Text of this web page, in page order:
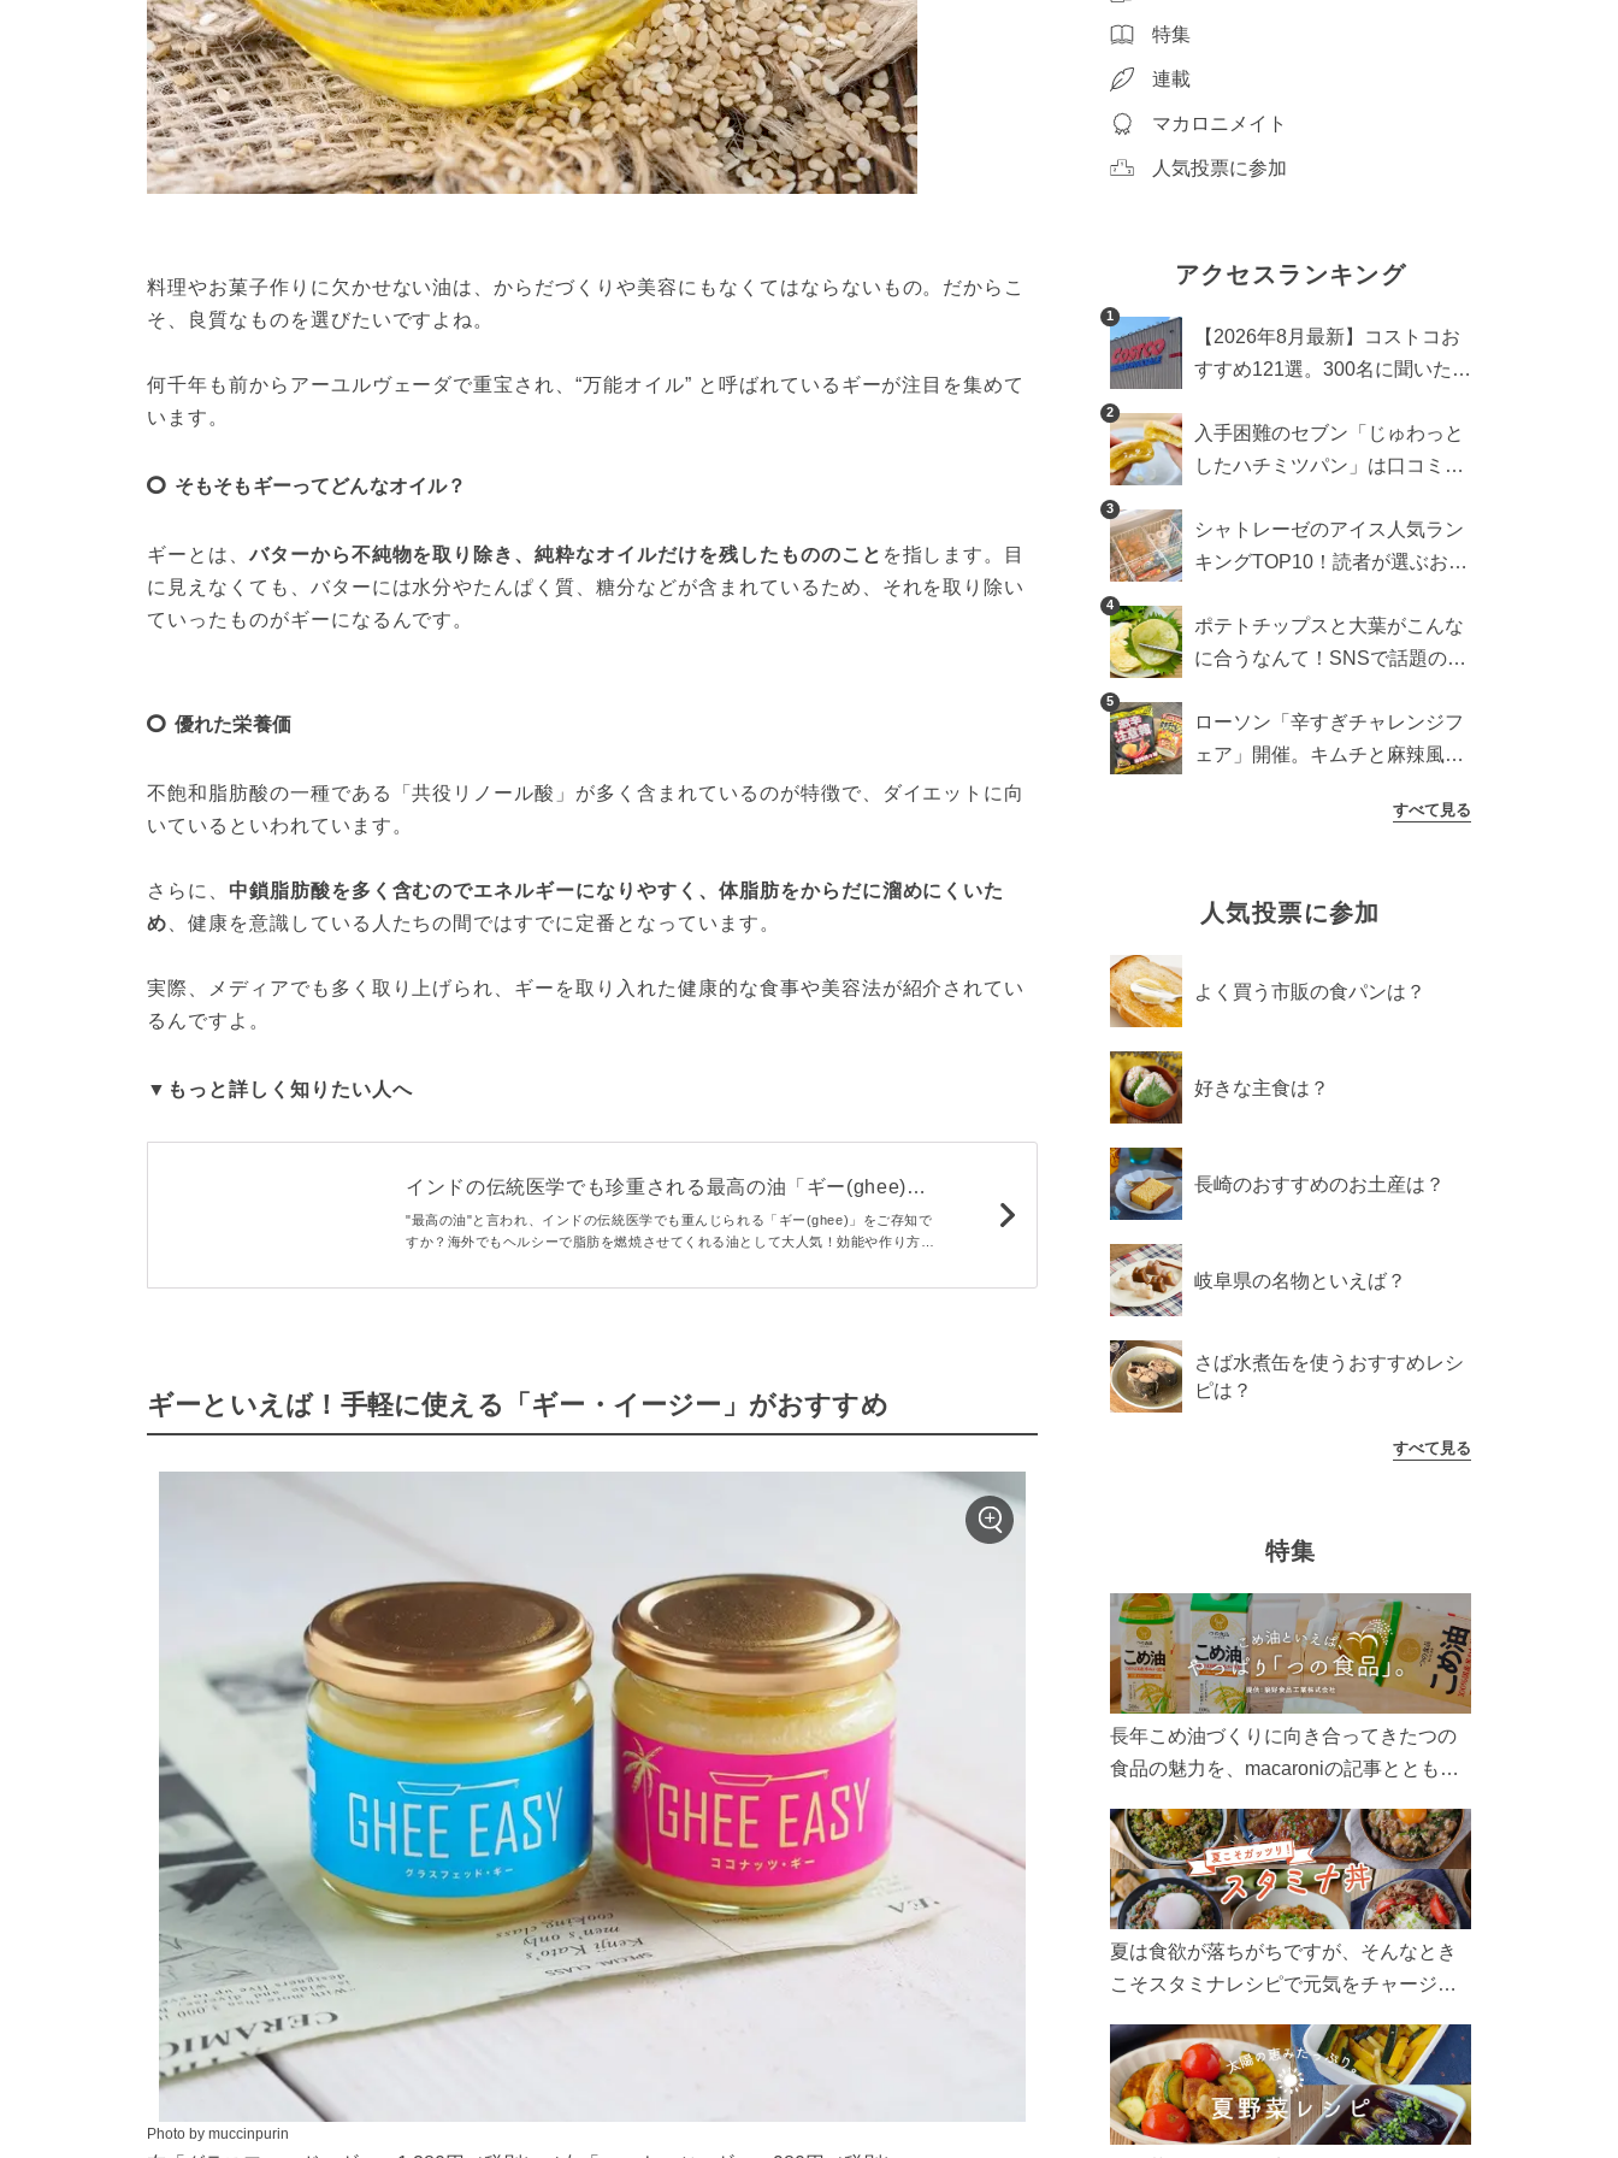
料理やお菓子作りに欠かせない油は、からだづくりや美容にもなくてはならないもの。だからこ
そ、良質なものを選びたいですよね。
何千年も前からアーユルヴェーダで重宝され、“万能オイル” と呼ばれているギーが注目を集めて
います。
そもそもギーってどんなオイル？
ギーとは、バターから不純物を取り除き、純粋なオイルだけを残したもののこと を指します。目
に見えなくても、バターには水分やたんぱく質、糖分などが含まれているため、それを取り除い
ていったものがギーになるんです。
優れた栄養価
不飽和脂肪酸の一種である「共役リノール酸」が多く含まれているのが特徴で、ダイエットに向
いているといわれています。
さらに、 中鎖脂肪酸を多く含むのでエネルギーになりやすく、体脂肪をからだに溜めにくいた
め 、健康を意識している人たちの間ではすでに定番となっています。
実際、メディアでも多く取り上げられ、ギーを取り入れた健康的な食事や美容法が紹介されてい
るんですよ。
▼もっと詳しく知りたい人へ
インドの伝統医学でも珍重される最高の油「ギー(ghee)」
で美しくヘルシーに！ - macaroni
"最高の油"と言われ、インドの伝統医学でも重んじられる「ギー(ghee)」をご存知で
すか？海外でもヘルシーで脂肪を燃焼させてくれる油として大人気！効能や作り方や
ギーといえば！手軽に使える「ギー・イージー」がおすすめ
Photo by muccinpurin
特集
連載
マカロニメイト
人気投票に参加
アクセスランキング
1
【2026年8月最新】コストコお
すすめ121選。300名に聞いた買
め商品も
2
入手困難のセブン「じゅわっと
したハチミツパン」は口コミ通
検証
3
シャトレーゼのアイス人気ラン
キングTOP10！読者が選ぶおす
4
ポテトチップスと大葉がこんな
に合うなんて！SNSで話題の食
5
ローソン「辛すぎチャレンジフ
ェア」開催。キムチと麻辣風の
すべて見る
人気投票に参加
よく買う市販の食パンは？
好きな主食は？
長崎のおすすめのお土産は？
岐阜県の名物といえば？
さば水煮缶を使うおすすめレシ
ピは？
すべて見る
特集
長年こめ油づくりに向き合ってきたつの
食品の魅力を、macaroniの記事とともに
ん、製造現場や品質へのこだわりまで。
こめ油をもっと好きになるコンテンツを
ぜひお楽しみください。
夏は食欲が落ちがちですが、そんなとき
こそスタミナレシピで元気をチャージ！
リ食べて、夏バテを吹き飛ばしましょ
う！